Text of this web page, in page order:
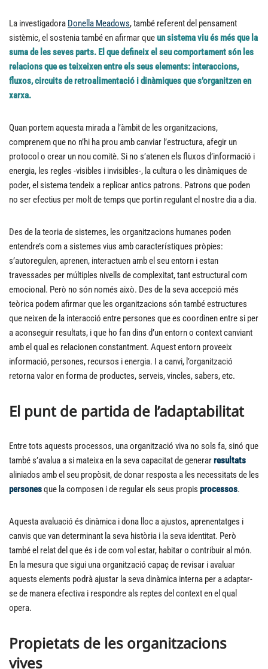
La investigadora Donella Meadows, també referent del pensament
sistèmic, el sostenia també en afirmar queun sistema viu és més que la
suma de les seves parts. El que defineix el seu comportament són les
relacions que es teixeixen entre els seus elements: interaccions,
fluxos, circuits de retroalimentació i dinàmiques que s’organitzen en
xarxa.
Quan portem aquesta mirada a l’àmbit de les organitzacions,
comprenem que no n’hi ha prou amb canviar l’estructura, afegir un
protocol o crear un nou comitè. Si no s’atenen els fluxos d’informació i
energia, les regles -visibles i invisibles-, la cultura o les dinàmiques de
poder, el sistema tendeix a replicar antics patrons. Patrons que poden
no ser efectius per molt de temps que portin regulant el nostre dia a dia.
Des de la teoria de sistemes, les organitzacions humanes poden
entendre’s com a sistemes vius amb característiques pròpies:
s’autoregulen, aprenen, interactuen amb el seu entorn i estan
travessades per múltiples nivells de complexitat, tant estructural com
emocional. Però no són només això. Des de la seva accepció més
teòrica podem afirmar que les organitzacions són també estructures
que neixen de la interacció entre persones que es coordinen entre si per
a aconseguir resultats, i que ho fan dins d’un entorn o context canviant
amb el qual es relacionen constantment. Aquest entorn proveeix
informació, persones, recursos i energia. I a canvi, l’organització
retorna valor en forma de productes, serveis, vincles, sabers, etc.
El punt de partida de l’adaptabilitat
Entre tots aquests processos, una organització viva no sols fa, sinó que
també s’avalua a si mateixa en la seva capacitat de generarresultats
aliniados amb el seu propòsit, de donar resposta a les necessitats de les
personesque la composen i de regular els seus propis processos.
Aquesta avaluació és dinàmica i dona lloc a ajustos, aprenentatges i
canvis que van determinant la seva història i la seva identitat. Però
també el relat del que és i de com vol estar, habitar o contribuir al món.
En la mesura que sigui una organització capaç de revisar i avaluar
aquests elements podrà ajustar la seva dinàmica interna per a adaptar-
se de manera efectiva i respondre als reptes del context en el qual
opera.
Propietats de les organitzacions
vives